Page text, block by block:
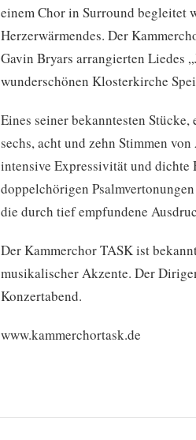
einem Chor in Surround begleitet
Herzerwärmendes. Der
Gavin Bryars arrangierten Liedes
wunderschönen Klosterkirche
Eines seiner bekanntesten
sechs, acht und zehn Stimmen
intensive Expressivität und dichte
doppelchörigen
die durch tief empfundene
Der Kammerchor TASK ist
musikalischer Akzente. Der
Konzertabend.
www.kammerchortask.de